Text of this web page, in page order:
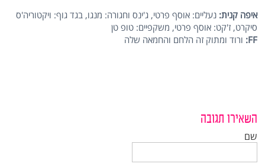
איפה קנית: נעליים: אוסף פרטי, ג'ינס וחגורה: מנגו, בגד גוף: ויקטוריה'ס
סיקרט, ז'קט: אוסף פרטי, משקפיים: טופ טן
FF
: ורוד ומתוק זה הלחם והחמאה שלה
השאירו תגובה
שם